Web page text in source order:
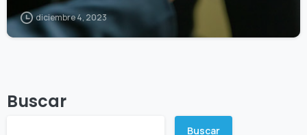
diciembre 4, 2023
Buscar
Buscar